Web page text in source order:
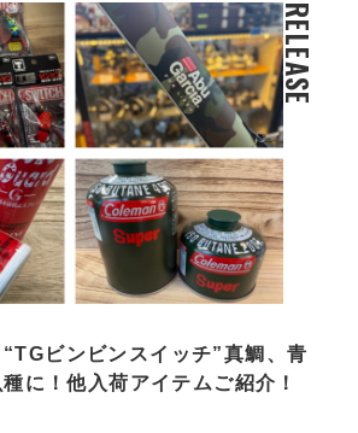
RELEASE
ビンビンスイッチ”真鯛、青
に！他入荷アイテムご紹介！